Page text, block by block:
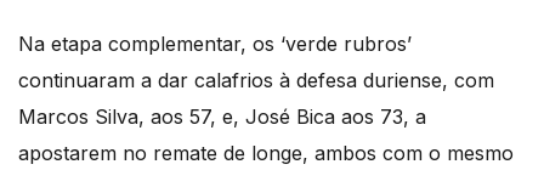
Na etapa complementar, os ‘verde rubros’
continuaram a dar calafrios à defesa duriense, com
Marcos Silva, aos 57, e, José Bica aos 73, a
apostarem no remate de longe, ambos com o mesmo